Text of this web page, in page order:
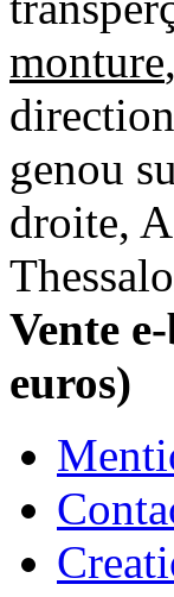
monture
genou
droite,
Vente
euros)